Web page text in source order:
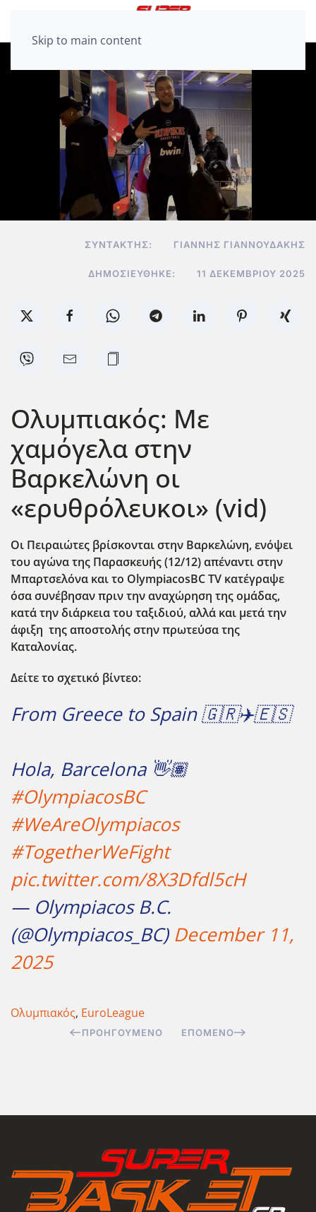
Skip to main content
ΣΥΝΤΆΚΤΗΣ: ΓΙΆΝΝΗΣ ΓΙΑΝΝΟΥΔΆΚΗΣ
ΔΗΜΟΣΙΕΎΘΗΚΕ: 11 ΔΕΚΕΜΒΡΊΟΥ 2025
Ολυμπιακός: Με
χαμόγελα στην
Βαρκελώνη οι
«ερυθρόλευκοι» (vid)
Οι Πειραιώτες βρίσκονται στην Βαρκελώνη, ενόψει
του αγώνα της Παρασκευής (12/12) απέναντι στην
Μπαρτσελόνα και το OlympiacosBCTV κατέγραψε
όσα συνέβησαν πριν την αναχώρηση της ομάδας,
κατά την διάρκεια του ταξιδιού, αλλά και μετά την
άφιξη της αποστολής στην πρωτεύσα της
Καταλονίας.
Δείτε το σχετικό βίντεο:
From Greece to Spain 🇬🇷✈️🇪🇸
Hola, Barcelona 👋🏽
#OlympiacosBC
#WeAreOlympiacos
#TogetherWeFight
pic.twitter.com/8X3Dfdl5cH
— Olympiacos B.C.
(@Olympiacos_BC) December 11,
2025
Ολυμπιακός, EuroLeague
ΠΡΟΗΓΟΎΜΕΝΟ ΕΠΌΜΕΝΟ